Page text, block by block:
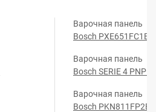
Варочная панель
Bosch PXE651FC1E
Варочная панель
Bosch SERIE 4
Варочная панель
Bosch PKN811FP2E